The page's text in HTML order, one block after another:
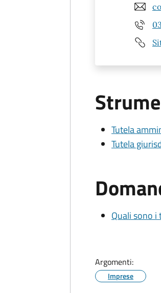
Tutela
Tutela
Quali sono
Argomenti:
Imprese